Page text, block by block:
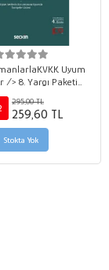
Uyum
/> 8. Yargı Paketi
İşlenmiştir.
295,00 TL
259,60 TL
Stokta Yok